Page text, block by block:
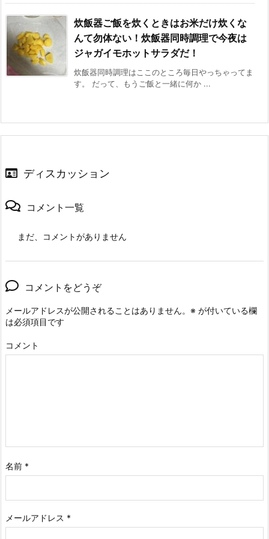
炊飯器ご飯を炊くときはお米だけ炊くな
んて勿体ない！炊飯器同時調理で今夜は
ジャガイモホットサラダだ！
炊飯器同時調理はここのところ毎日やっちゃってま
す。 だって、もうご飯と一緒に何か ...
ディスカッション
コメント一覧
まだ、コメントがありません
コメントをどうぞ
メールアドレスが公開されることはありません。 ※ が付いている欄
は必須項目です
コメント
名前 *
メールアドレス *